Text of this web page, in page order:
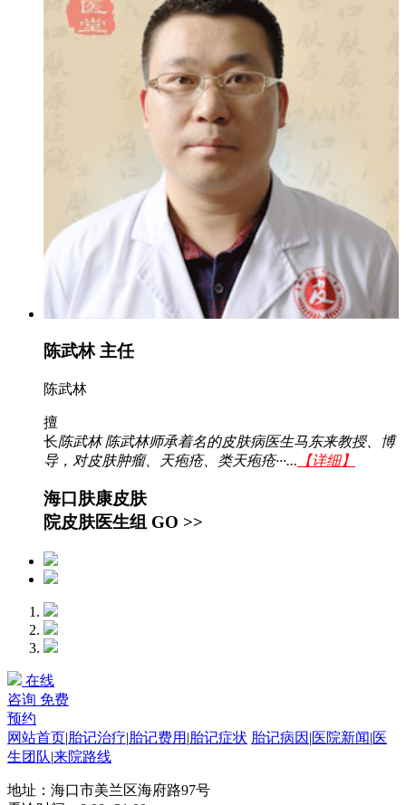
陈武林 主任
陈武林
擅
长陈武林 陈武林师承着名的皮肤病医生马东来教授、博
导，对皮肤肿瘤、天疱疮、类天疱疮···... 【详细】
海口肤康皮肤
院皮肤医生组 GO >>
在线
咨询 免费
预约
网站首页|胎记治疗|胎记费用 |胎记症状 胎记病因 |医院新闻|医
生团队|来院路线
地址：海口市美兰区海府路97号